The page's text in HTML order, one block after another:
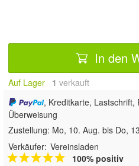
In den
Auf Lager 1 verkauft
, Kreditkarte, Lastschrift,
Überweisung
Zustellung: Mo, 10. Aug. bis Do,
Verkäufer: Vereinsladen
100% positiv